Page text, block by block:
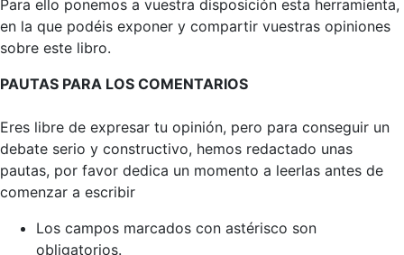
Para ello ponemos a vuestra disposición esta herramienta,
en la que podéis exponer y compartir vuestras opiniones
sobre este libro.
PAUTAS PARA LOS COMENTARIOS
Eres libre de expresar tu opinión, pero para conseguir un
debate serio y constructivo, hemos redactado unas
pautas, por favor dedica un momento a leerlas antes de
comenzar a escribir
Los campos marcados con astérisco son
obligatorios.